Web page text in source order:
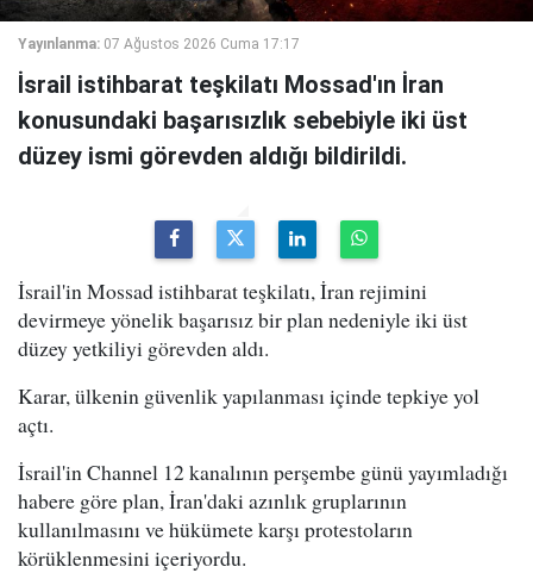
Yayınlanma: 07 Ağustos 2026 Cuma 17:17
İsrail istihbarat teşkilatı Mossad'ın İran
konusundaki başarısızlık sebebiyle iki üst
düzey ismi görevden aldığı bildirildi.
İsrail'in Mossad istihbarat teşkilatı, İran rejimini
devirmeye yönelik başarısız bir plan nedeniyle iki üst
düzey yetkiliyi görevden aldı.
Karar, ülkenin güvenlik yapılanması içinde tepkiye yol
açtı.
İsrail'in Channel 12 kanalının perşembe günü yayımladığı
habere göre plan, İran'daki azınlık gruplarının
kullanılmasını ve hükümete karşı protestoların
körüklenmesini içeriyordu.